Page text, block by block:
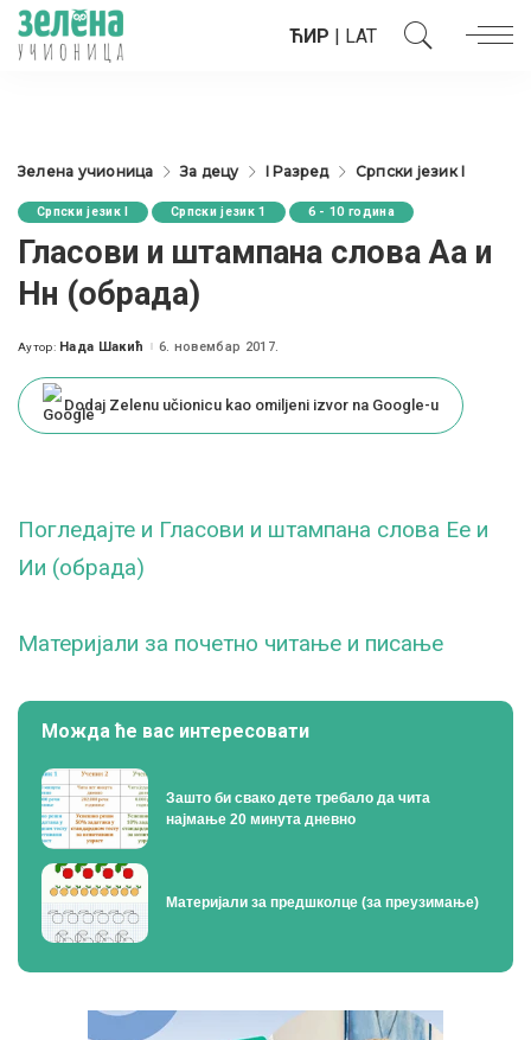
ЋИР | LAT
Зелена учионица За децу I Разред Српски језик I
Српски језик I Српски језик 1 6 - 10 година
Гласови и штампана слова Аа и
Нн (обрада)
Posted
Аутор: Нада Шакић 6. новембар 2017.
Dodaj Zelenu učionicu kao omiljeni izvor na Google-u
Погледајте и Гласови и штампана слова Ее и
Ии (обрада)
Maтеријали за почетно читање и писање
Можда ће вас интересовати
Зашто би свако дете требало да чита
најмање 20 минута дневно
Материјали за предшколце (за преузимање)